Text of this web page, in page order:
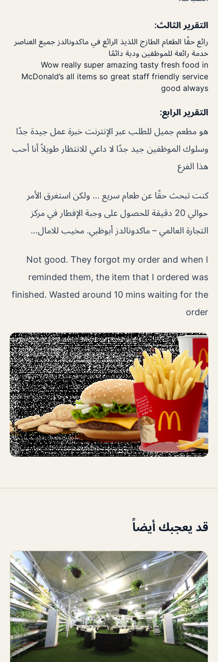
التقرير الثالث:
رائع حقًا الطعام الطازج اللذيذ الرائع في ماكدونالدز جميع العناصر
خدمة رائعة للموظفين ودية دائمًا
Wow really super amazing tasty fresh food in
McDonald’s all items so great staff friendly service
good always
التقرير الرابع:
هو مطعم جميل للطلب عبر الإنترنت خبرة عمل جيدة جدًا
وسلوك الموظفين جيد جدًا لا داعي للانتظار طويلاً أنا أحب
هذا الفرع
كنت تبحث حقًا عن طعام سريع … ولكن استغرق الأمر
حوالي 20 دقيقة للحصول على وجبة الإفطار في مركز
التجارة العالمي – ماكدونالدز أبوظبي. مخيب للامال…
Not good. They forgot my order and when I
reminded them, the item that I ordered was
finished. Wasted around 10 mins waiting for the
order
قد يعجبك أيضاً